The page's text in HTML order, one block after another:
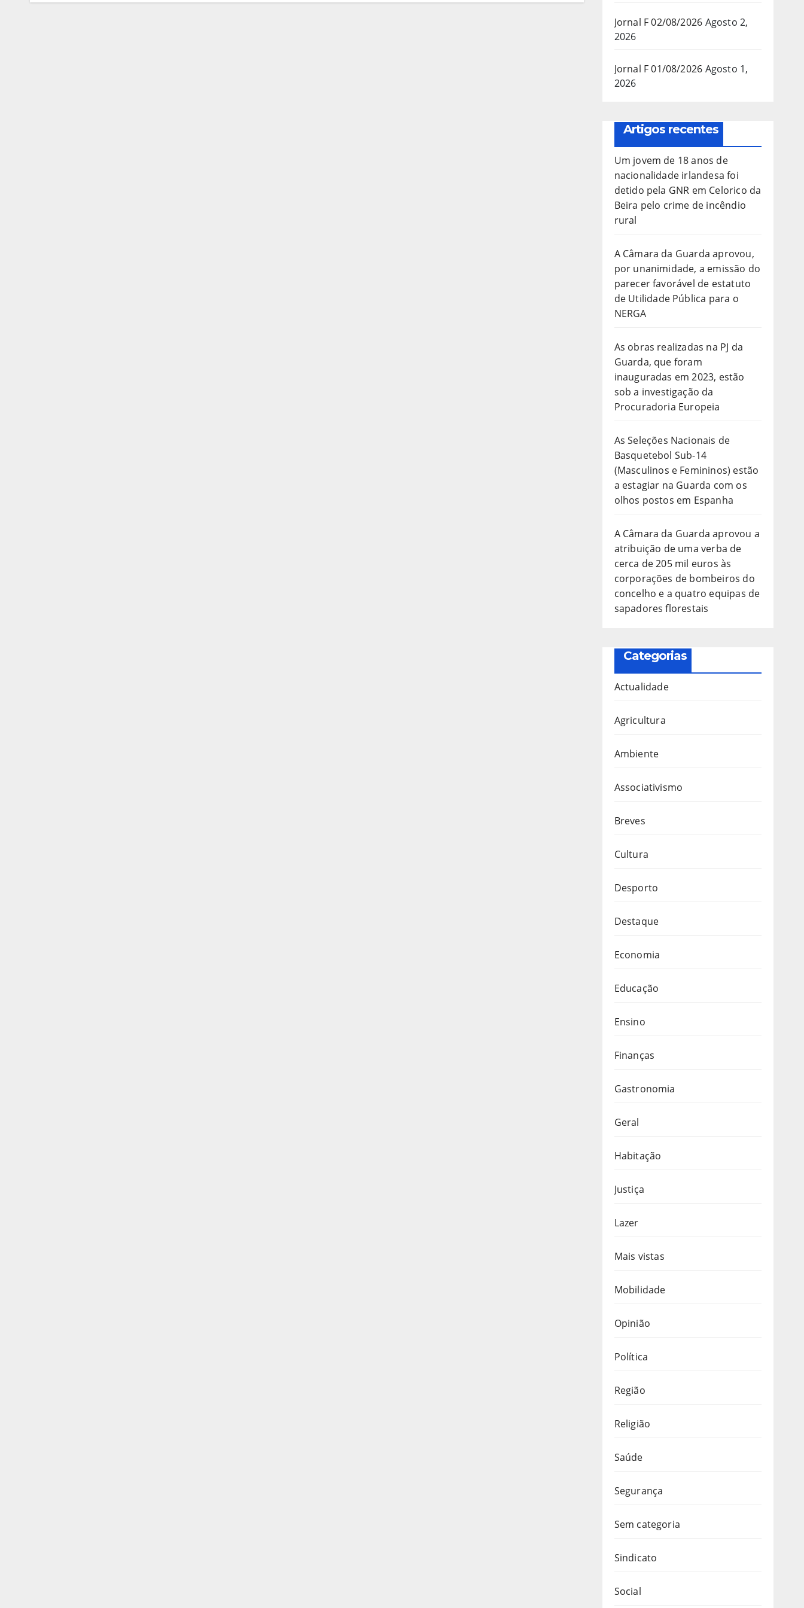
Jornal F 02/08/2026 Agosto 2,
2026
Jornal F 01/08/2026 Agosto 1,
2026
Artigos recentes
Um jovem de 18 anos de
nacionalidade irlandesa foi
detido pela GNR em Celorico da
Beira pelo crime de incêndio
rural
A Câmara da Guarda aprovou,
por unanimidade, a emissão do
parecer favorável de estatuto
de Utilidade Pública para o
NERGA
As obras realizadas na PJ da
Guarda, que foram
inauguradas em 2023, estão
sob a investigação da
Procuradoria Europeia
As Seleções Nacionais de
Basquetebol Sub-14
(Masculinos e Femininos) estão
a estagiar na Guarda com os
olhos postos em Espanha
A Câmara da Guarda aprovou a
atribuição de uma verba de
cerca de 205 mil euros às
corporações de bombeiros do
concelho e a quatro equipas de
sapadores florestais
Categorias
Actualidade
Agricultura
Ambiente
Associativismo
Breves
Cultura
Desporto
Destaque
Economia
Educação
Ensino
Finanças
Gastronomia
Geral
Habitação
Justiça
Lazer
Mais vistas
Mobilidade
Opinião
Política
Região
Religião
Saúde
Segurança
Sem categoria
Sindicato
Social